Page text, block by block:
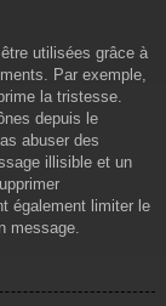
utilisées grâce à
Par exemple,
la tristesse.
depuis le
abuser des
illisible et un
également limiter le
message.